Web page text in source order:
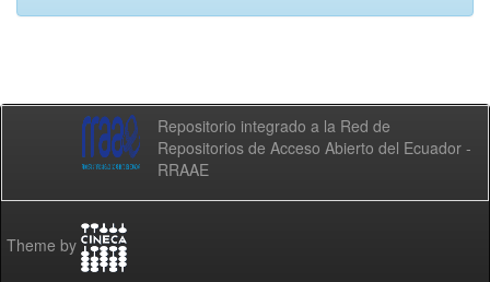
Repositorio integrado a la Red de
Repositorios de Acceso Abierto del Ecuador -
RRAAE
Theme by